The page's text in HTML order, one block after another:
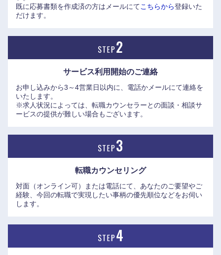
既に応募書類を作成済の方はメールにてこちらから登録いた
だけます。
サービス利用開始のご連絡
お申し込みから3～4営業日以内に、電話かメールにて連絡を
いたします。
※求人状況によっては、転職カウンセラーとの面談・相談サ
ービスの提供が難しい場合もございます。
転職カウンセリング
対面（オンライン可）または電話にて、あなたのご要望やご
経験、今回の転職で実現したい事柄の優先順位などをお伺い
します。